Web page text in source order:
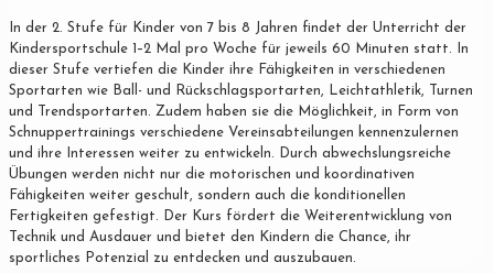
In der 2. Stufe für Kinder von 7 bis 8 Jahren findet der Unterricht der
Kindersportschule 1–2 Mal pro Woche für jeweils 60 Minuten statt. In
dieser Stufe vertiefen die Kinder ihre Fähigkeiten in verschiedenen
Sportarten wie Ball- und Rückschlagsportarten, Leichtathletik, Turnen
und Trendsportarten. Zudem haben sie die Möglichkeit, in Form von
Schnuppertrainings verschiedene Vereinsabteilungen kennenzulernen
und ihre Interessen weiter zu entwickeln. Durch abwechslungsreiche
Übungen werden nicht nur die motorischen und koordinativen
Fähigkeiten weiter geschult, sondern auch die konditionellen
Fertigkeiten gefestigt. Der Kurs fördert die Weiterentwicklung von
Technik und Ausdauer und bietet den Kindern die Chance, ihr
sportliches Potenzial zu entdecken und auszubauen.